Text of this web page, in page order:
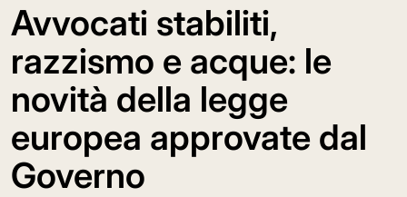
Avvocati stabiliti,
razzismo e acque: le
novità della legge
europea approvate dal
Governo